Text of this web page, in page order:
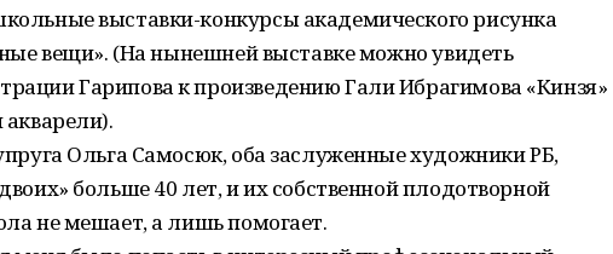
выставки-конкурсы академического рисунка
вещи». (На нынешней выставке можно увидеть
Гарипова к произведению Гали Ибрагимова «Кинзя»
Ольга Самосюк, оба заслуженные художники РБ,
больше 40 лет, и их собственной плодотворной
не мешает, а лишь помогает.